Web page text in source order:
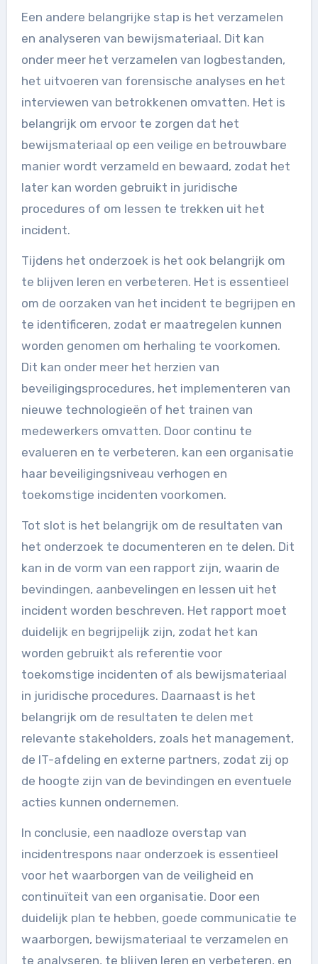
Een andere belangrijke stap is het verzamelen
en analyseren van bewijsmateriaal. Dit kan
onder meer het verzamelen van logbestanden,
het uitvoeren van forensische analyses en het
interviewen van betrokkenen omvatten. Het is
belangrijk om ervoor te zorgen dat het
bewijsmateriaal op een veilige en betrouwbare
manier wordt verzameld en bewaard, zodat het
later kan worden gebruikt in juridische
procedures of om lessen te trekken uit het
incident.
Tijdens het onderzoek is het ook belangrijk om
te blijven leren en verbeteren. Het is essentieel
om de oorzaken van het incident te begrijpen en
te identificeren, zodat er maatregelen kunnen
worden genomen om herhaling te voorkomen.
Dit kan onder meer het herzien van
beveiligingsprocedures, het implementeren van
nieuwe technologieën of het trainen van
medewerkers omvatten. Door continu te
evalueren en te verbeteren, kan een organisatie
haar beveiligingsniveau verhogen en
toekomstige incidenten voorkomen.
Tot slot is het belangrijk om de resultaten van
het onderzoek te documenteren en te delen. Dit
kan in de vorm van een rapport zijn, waarin de
bevindingen, aanbevelingen en lessen uit het
incident worden beschreven. Het rapport moet
duidelijk en begrijpelijk zijn, zodat het kan
worden gebruikt als referentie voor
toekomstige incidenten of als bewijsmateriaal
in juridische procedures. Daarnaast is het
belangrijk om de resultaten te delen met
relevante stakeholders, zoals het management,
de IT-afdeling en externe partners, zodat zij op
de hoogte zijn van de bevindingen en eventuele
acties kunnen ondernemen.
In conclusie, een naadloze overstap van
incidentrespons naar onderzoek is essentieel
voor het waarborgen van de veiligheid en
continuïteit van een organisatie. Door een
duidelijk plan te hebben, goede communicatie te
waarborgen, bewijsmateriaal te verzamelen en
te analyseren, te blijven leren en verbeteren, en